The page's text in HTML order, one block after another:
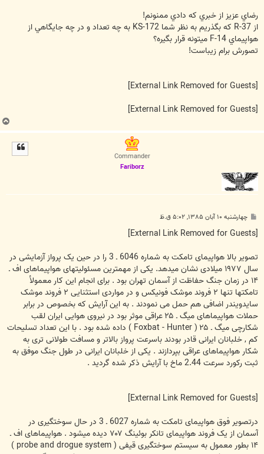
رضاي عزيز از خبري که دادي ممنونم!
از R-37 که بگذريم به نظر شما KS-172 به چه تعداد و در چه جايگاهي از
هواپيماي F-14 ميتونه قرار بگيره؟
تصورش برام زيباست!
ب
ا
Commander
Fariborz
پ
ت
چهارشنبه ۱۰ آبان ۱۳۸۵, ۵:۰۲ ق.ظ
تصوير بالا هواپيمای تامکت به شماره 6046 ـ 3 را در حين يک پرواز آزمايشی در
سال ۱۹۷۷ ميلادی نشان ميدهد. يکی از مهمترين مسئوليتهای هواپيماهای اف ـ
۱۴ در زمان جنگ حفاظت از آسمان تهران بود . برای انجام اين کار معمولأ
تامکتها تنها ۲ فروند موشک فونيکس و در مواردی استثنايی ۲ فروند موشک
سايدويندر اضافی هم حمل می نمودند . به اين آرايش که بخصوص در برابر
حملات هواپيماهای ميگ ـ ۲۵ عراقی موثر بود در نيروی هوايی ايران لقب
شکارچی ميگ ـ ۲۵ ( Foxbat - Hunter ) داده شده بود . با اين تعداد تسليحات
کم , خلبانان ايرانی قادر بودند باسرعت پرواز بالاتر و مسافت طولانی تری به
شکار هواپيماهای عراقی بپردازند . يکی از خلبانان ايرانی در طول جنگ موفق به
ثبت رکورد سرعت 2.44 ماخ با آرايش ذکر شده گرديد .
درتصوير فوق هواپيمای تامکت به شماره 6027 ـ 3 در حال سوختگيری در
آسمان از يک فروند هواپيمای تانکر بوئينگ ۷۰۷ ديده ميشود . هواپيماهای اف ـ
۱۴ بطور معمول به سيستم سوختگيری قيفی ( probe and drogue system )